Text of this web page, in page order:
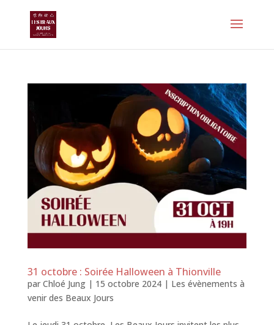
31 octobre : Soirée Halloween à Thionville
par Chloé Jung| 15 octobre 2024| Les évènements à
venir des Beaux Jours